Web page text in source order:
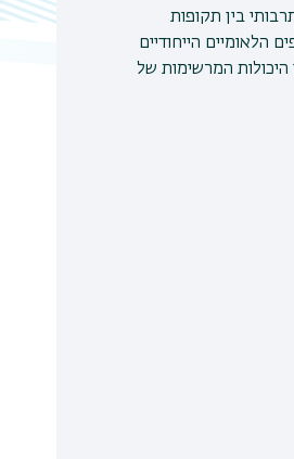
בין תקופות
הלאומיים הייחודיים
המרשימות של